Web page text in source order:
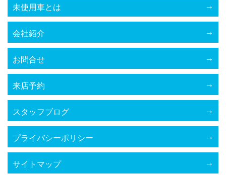
未使用車とは
会社紹介
お問合せ
来店予約
スタッフブログ
プライバシーポリシー
サイトマップ